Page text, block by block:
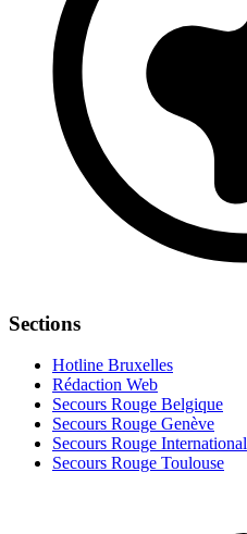
Sections
Hotline Bruxelles
Rédaction Web
Secours Rouge Belgique
Secours Rouge Genève
Secours Rouge International
Secours Rouge Toulouse